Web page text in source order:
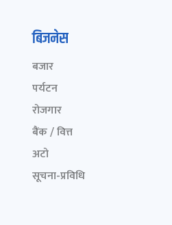
बिजनेस
बजार
पर्यटन
रोजगार
बैंक / वित्त
अटो
सूचना-प्रविधि